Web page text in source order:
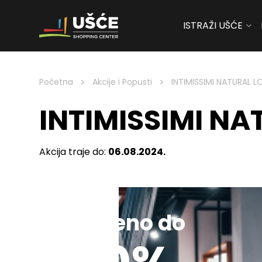
Skip to content
ISTRAŽI UŠĆE
Početna > Akcije i Popusti > INTIMISSIMI NATURAL
INTIMISSIMI
Akcija traje do: 06.08.2024.
Sniženo do